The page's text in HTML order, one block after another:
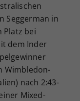
Seggerman in
Platz bei
dem Inder
Wimbledon-
nach 2:43-
Mixed-